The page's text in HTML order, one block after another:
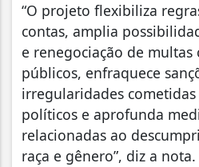
“O projeto flexibiliza
contas, amplia
e renegociação de multas
públicos, enfraquece
irregularidades
políticos e aprofunda
relacionadas ao
raça e gênero”, diz a nota.